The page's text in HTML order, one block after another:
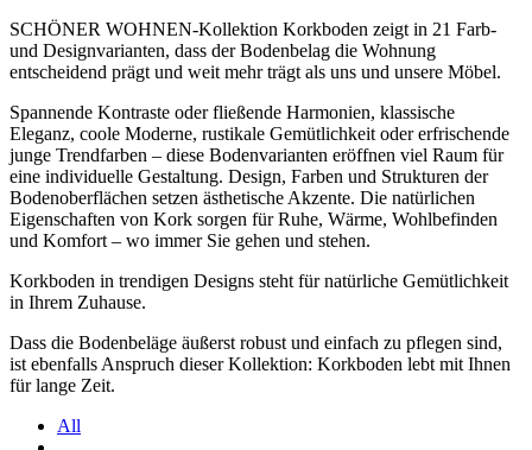
SCHÖNER WOHNEN-Kollektion Korkboden zeigt in 21 Farb-
und Designvarianten, dass der Bodenbelag die Wohnung
entscheidend prägt und weit mehr trägt als uns und unsere Möbel.
Spannende Kontraste oder fließende Harmonien, klassische
Eleganz, coole Moderne, rustikale Gemütlichkeit oder erfrischende
junge Trendfarben – diese Bodenvarianten eröffnen viel Raum für
eine individuelle Gestaltung. Design, Farben und Strukturen der
Bodenoberflächen setzen ästhetische Akzente. Die natürlichen
Eigenschaften von Kork sorgen für Ruhe, Wärme, Wohlbefinden
und Komfort – wo immer Sie gehen und stehen.
Korkboden in trendigen Designs steht für natürliche Gemütlichkeit
in Ihrem Zuhause.
Dass die Bodenbeläge äußerst robust und einfach zu pflegen sind,
ist ebenfalls Anspruch dieser Kollektion: Korkboden lebt mit Ihnen
für lange Zeit.
All